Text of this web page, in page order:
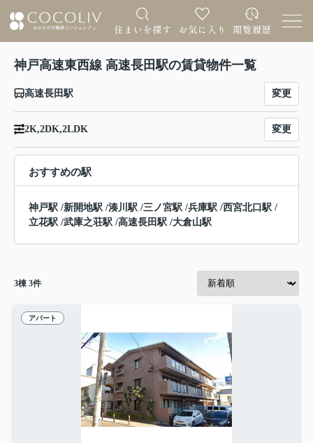
神戸高速東西線 高速長田駅の賃貸物件一覧
高速長田駅 変更
2K,2DK,2LDK 変更
おすすめの駅
神戸駅 /新開地駅 /湊川駅 /三ノ宮駅 /兵庫駅 /西宮北口駅 /
立花駅 /武庫之荘駅 /高速長田駅 /大倉山駅
3棟 3件
アパート